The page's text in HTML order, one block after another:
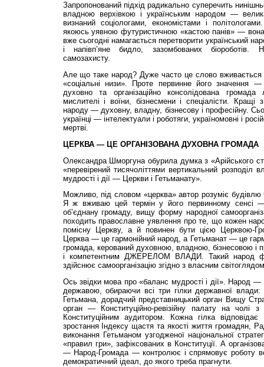
Запропонований підхід радикально суперечить
владною верхівкою і українським народом —
визнаний соціологами, економістами і
якоюсь уявною футуристичною «кастою панів» — вона
вже сьогодні намагається перетворити український
і напівп’яне бидло, зазомбованих біороботів.
самозахисту.
Але що таке народ? Дуже часто це слово вживається
«соціальні низи». Проте первинне його значення —
духовно та організаційно консолідована
мислителі і воїни, бізнесмени і спеціалісти. Кращі
народу — духовну, владну, бізнесову і професійну.
українці — інтелектуали і роботяги, україномовні і
мертві.
ЦЕРКВА — ЦЕ ОРГАНІЗОВАНА ДУХОВНА ГРОМАДА
Олександра Шморгуна обурила думка з «Арійського
«перевірений тисячоліттями вертикальний розподіл
мудрості і дії — Церкви і Гетьманату».
Можливо, під словом «церква» автор розуміє
Я ж вживаю цей термін у його первинному сенсі —
об’єднану громаду, вищу форму народної
походить православне уявлення про те, що кожен
помісну Церкву, а й повинен бути цією Церквою-
Церква — це гармонійний народ, а Гетьманат — це
громада, керований духовною, владною, бізнесовою і
і компетентним ДЖЕРЕЛОМ ВЛАДИ. Такий народ
здійснює самоорганізацію згідно з власним
Ось звідки мова про «баланс мудрості і дії». Народ
державою, обираючи всі три гілки державної влади:
Гетьмана, дорадчий представницький орган Вищу
орган — Конституційно-ревізійну палату на чолі з
Конституційним аудитором. Кожна гілка
зростання Індексу щастя та якості життя громадян,
виконання Гетьманом узгодженої національної
«правил гри», зафіксованих в Конституції. А
— Народ-Громада — контролює і спрямовує роботу
демократичний ідеал, до якого треба прагнути.